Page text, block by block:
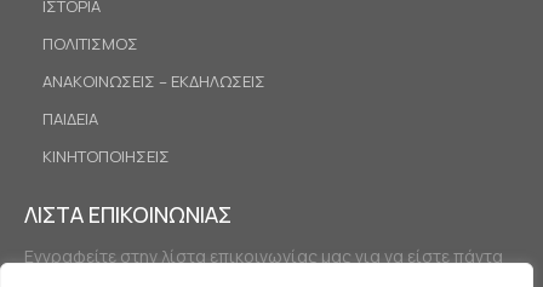
ΙΣΤΟΡΙΑ
ΠΟΛΙΤΙΣΜΟΣ
ΑΝΑΚΟΙΝΩΣΕΙΣ – ΕΚΔΗΛΩΣΕΙΣ
ΠΑΙΔΕΙΑ
ΚΙΝΗΤΟΠΟΙΗΣΕΙΣ
ΛΙΣΤΑ ΕΠΙΚΟΙΝΩΝΙΑΣ
Εγγραφείτε στην λίστα επικοινωνίας μας για να είστε πάντα